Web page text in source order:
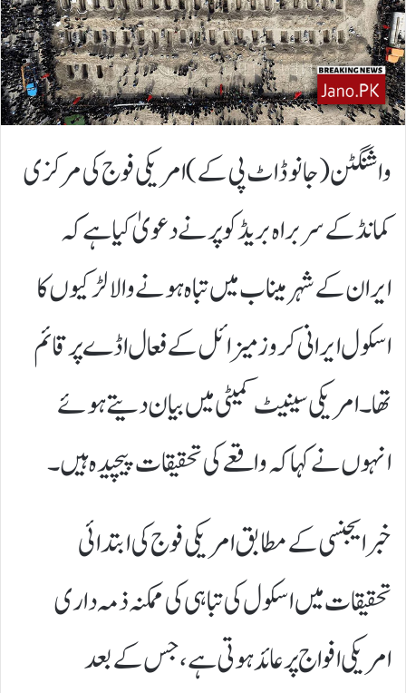
واشنگٹن(جانوڈاٹ پی کے)امریکی فوج کی مرکزی
کمانڈ کے سربراہبریڈ کوپرنے دعویٰ کیا ہے کہ
ایران کے شہرمینابمیں تباہ ہونے والا لڑکیوں کا
اسکول ایرانی کروز میزائل کے فعال اڈے پر قائم
تھا۔ امریکی سینیٹ کمیٹی میں بیان دیتے ہوئے
انہوں نے کہا کہ واقعے کی تحقیقات پیچیدہ ہیں۔
خبر ایجنسی کے مطابق امریکی فوج کی ابتدائی
تحقیقات میں اسکول کی تباہی کی ممکنہ ذمہ داری
امریکی افواج پر عائد ہوتی ہے، جس کے بعد